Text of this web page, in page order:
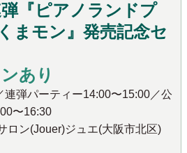
『ピアノランドプ
まモン』発売記念セ
あり
連弾パーティー14:00〜15:00／公
〜16:30
ロン(Jouer)ジュエ(大阪市北区)